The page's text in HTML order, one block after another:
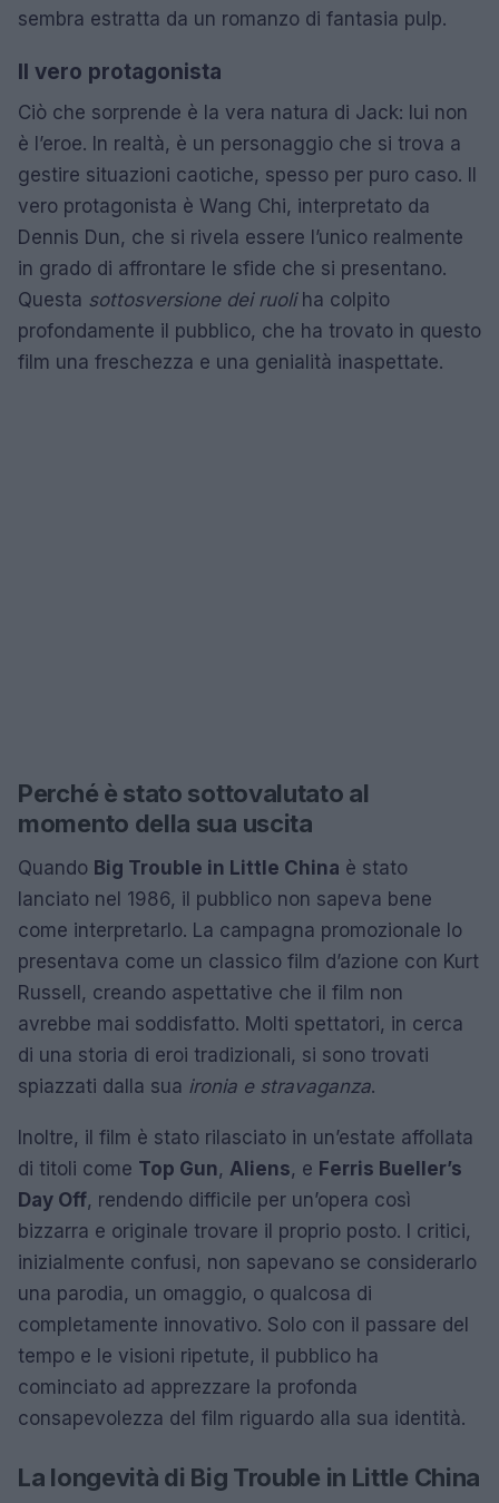
sembra estratta da un romanzo di fantasia pulp.
Il vero protagonista
Ciò che sorprende è la vera natura di Jack: lui non
è l’eroe. In realtà, è un personaggio che si trova a
gestire situazioni caotiche, spesso per puro caso. Il
vero protagonista è Wang Chi, interpretato da
Dennis Dun, che si rivela essere l’unico realmente
in grado di affrontare le sfide che si presentano.
Questa sottosversione dei ruoliha colpito
profondamente il pubblico, che ha trovato in questo
film una freschezza e una genialità inaspettate.
Perché è stato sottovalutato al
momento della sua uscita
Quando Big Trouble in Little China è stato
lanciato nel 1986, il pubblico non sapeva bene
come interpretarlo. La campagna promozionale lo
presentava come un classico film d’azione con Kurt
Russell, creando aspettative che il film non
avrebbe mai soddisfatto. Molti spettatori, in cerca
di una storia di eroi tradizionali, si sono trovati
spiazzati dalla sua ironia e stravaganza.
Inoltre, il film è stato rilasciato in un’estate affollata
di titoli come Top Gun, Aliens, e Ferris Bueller’s
Day Off, rendendo difficile per un’opera così
bizzarra e originale trovare il proprio posto. I critici,
inizialmente confusi, non sapevano se considerarlo
una parodia, un omaggio, o qualcosa di
completamente innovativo. Solo con il passare del
tempo e le visioni ripetute, il pubblico ha
cominciato ad apprezzare la profonda
consapevolezza del film riguardo alla sua identità.
La longevità di Big Trouble in Little China